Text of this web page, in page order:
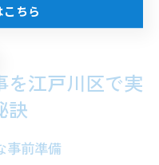
を江戸川区で実
訣
事前準備
ちら
ちら